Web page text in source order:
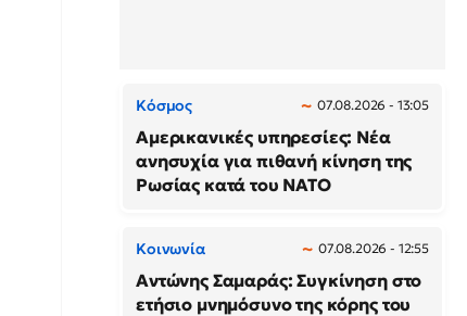
Κόσμος 07.08.2026 - 13:05
Αμερικανικές υπηρεσίες: Νέα
ανησυχία για πιθανή κίνηση της
Ρωσίας κατά του ΝΑΤΟ
Κοινωνία 07.08.2026 - 12:55
Αντώνης Σαμαράς: Συγκίνηση στο
ετήσιο μνημόσυνο της κόρης του